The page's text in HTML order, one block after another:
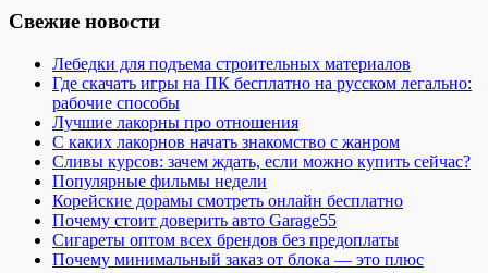
Свежие новости
Лебедки для подъема строительных материалов
Где скачать игры на ПК бесплатно на русском легально:
рабочие способы
Лучшие лакорны про отношения
С каких лакорнов начать знакомство с жанром
Сливы курсов: зачем ждать, если можно купить сейчас?
Популярные фильмы недели
Корейские дорамы смотреть онлайн бесплатно
Почему стоит доверить авто Garage55
Сигареты оптом всех брендов без предоплаты
Почему минимальный заказ от блока — это плюс